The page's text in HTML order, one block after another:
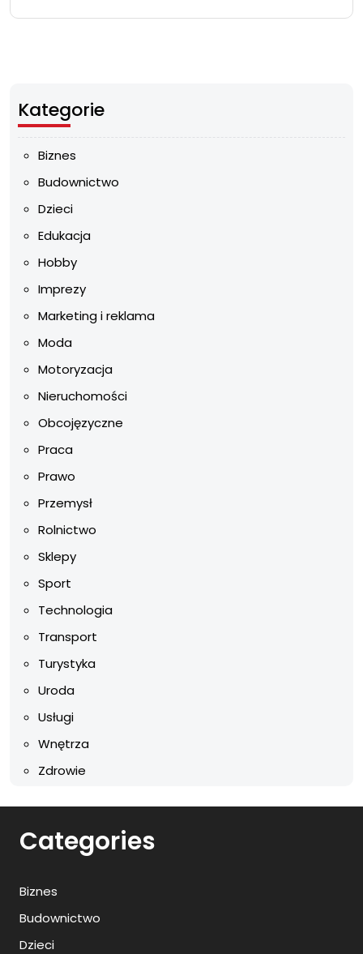
Kategorie
Biznes
Budownictwo
Dzieci
Edukacja
Hobby
Imprezy
Marketing i reklama
Moda
Motoryzacja
Nieruchomości
Obcojęzyczne
Praca
Prawo
Przemysł
Rolnictwo
Sklepy
Sport
Technologia
Transport
Turystyka
Uroda
Usługi
Wnętrza
Zdrowie
Categories
Biznes
Budownictwo
Dzieci